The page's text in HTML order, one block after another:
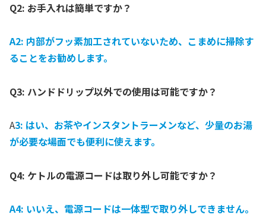
Q2: お手入れは簡単ですか？
A2: 内部がフッ素加工されていないため、こまめに掃除す
ることをお勧めします。
Q3: ハンドドリップ以外での使用は可能ですか？
A3: はい、お茶やインスタントラーメンなど、少量のお湯
が必要な場面でも便利に使えます。
Q4: ケトルの電源コードは取り外し可能ですか？
A4: いいえ、電源コードは一体型で取り外しできません。